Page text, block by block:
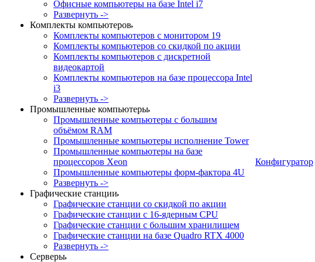
Офисные компьютеры на базе Intel i7
Развернуть ->
Комплекты компьютеров
Комплекты компьютеров с монитором 19
Комплекты компьютеров со скидкой по акции
Комплекты компьютеров с дискретной
видеокартой
Комплекты компьютеров на базе процессора Intel
i3
Развернуть ->
Промышленные компьютеры
Промышленные компьютеры с большим
объёмом RAM
Промышленные компьютеры исполнение Tower
Промышленные компьютеры на базе
процессоров Xeon
Промышленные компьютеры форм-фактора 4U
Развернуть ->
Графические станции
Графические станции со скидкой по акции
Графические станции с 16-ядерным CPU
Графические станции с большим хранилищем
Графические станции на базе Quadro RTX 4000
Развернуть ->
Серверы
Конфигуратор